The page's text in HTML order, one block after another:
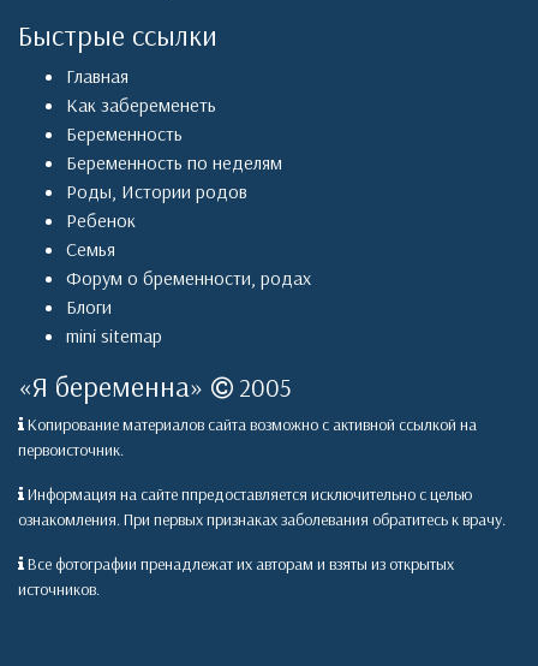
Быстрые ссылки
Главная
Как забеременеть
Беременность
Беременность по неделям
Роды, Истории родов
Ребенок
Семья
Форум о бременности, родах
Блоги
mini sitemap
«Я беременна» 2005
Копирование материалов сайта возможно с активной ссылкой на
первоисточник.
Информация на сайте ппредоставляется исключительно с целью
ознакомления. При первых признаках заболевания обратитесь к врачу.
Все фотографии пренадлежат их авторам и взяты из открытых
источников.